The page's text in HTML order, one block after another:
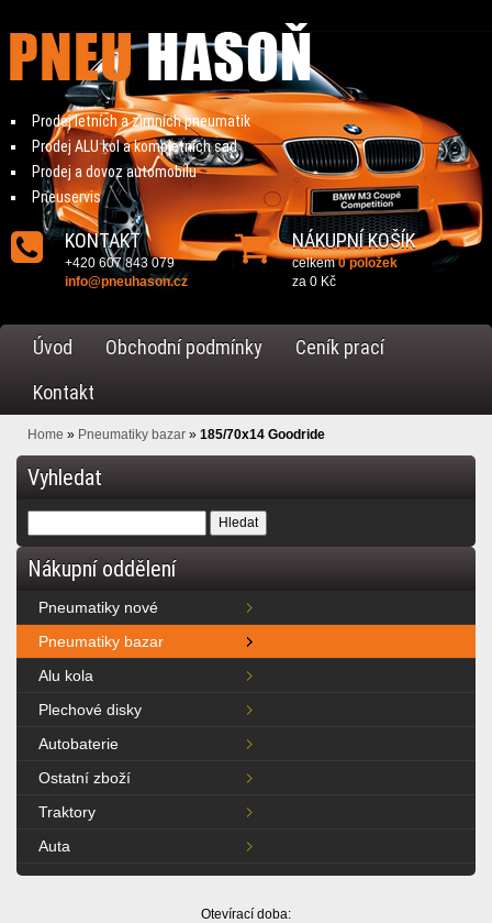
Prodej letních a zimních pneumatik
Prodej ALU kol a kompletních sad
Prodej a dovoz automobilu
Pneuservis
KONTAKT
+420 607 843 079
info@pneuhason.cz
NÁKUPNÍ KOŠÍK
celkem0 položek
za 0 Kč
Úvod Obchodní podmínky
Ceník prací
Kontakt
Home » Pneumatiky bazar » 185/70x14 Goodride
Vyhledat
Nákupní oddělení
Pneumatiky nové
Pneumatiky bazar
Alu kola
Plechové disky
Autobaterie
Ostatní zboží
Traktory
Auta
Otevírací doba: